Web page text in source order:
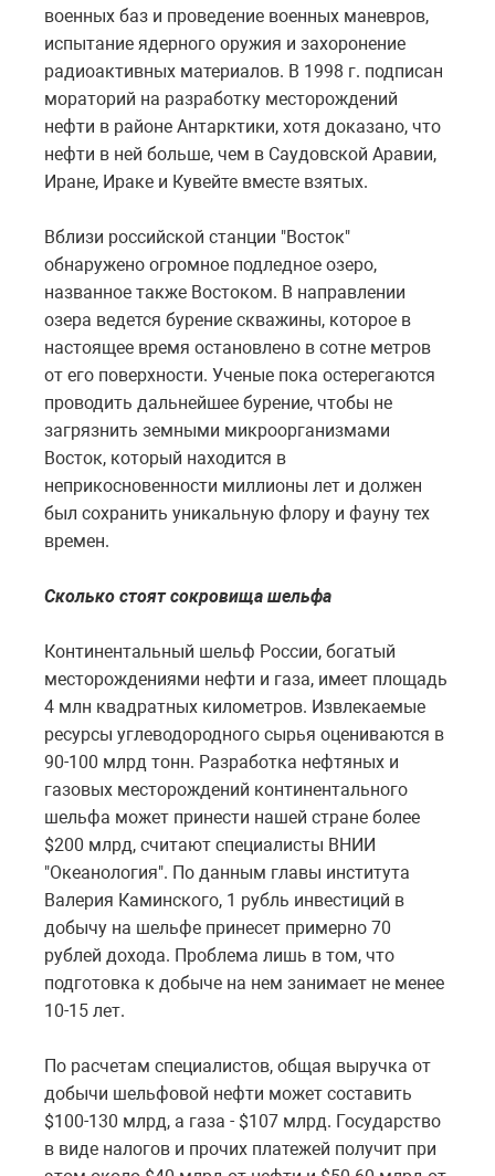
военных баз и проведение военных маневров,
испытание ядерного оружия и захоронение
радиоактивных материалов. В 1998 г. подписан
мораторий на разработку месторождений
нефти в районе Антарктики, хотя доказано, что
нефти в ней больше, чем в Саудовской Аравии,
Иране, Ираке и Кувейте вместе взятых.
Вблизи российской станции "Восток"
обнаружено огромное подледное озеро,
названное также Востоком. В направлении
озера ведется бурение скважины, которое в
настоящее время остановлено в сотне метров
от его поверхности. Ученые пока остерегаются
проводить дальнейшее бурение, чтобы не
загрязнить земными микроорганизмами
Восток, который находится в
неприкосновенности миллионы лет и должен
был сохранить уникальную флору и фауну тех
времен.
Сколько стоят сокровища шельфа
Континентальный шельф России, богатый
месторождениями нефти и газа, имеет площадь
4 млн квадратных километров. Извлекаемые
ресурсы углеводородного сырья оцениваются в
90-100 млрд тонн. Разработка нефтяных и
газовых месторождений континентального
шельфа может принести нашей стране более
$200 млрд, считают специалисты ВНИИ
"Океанология". По данным главы института
Валерия Каминского, 1 рубль инвестиций в
добычу на шельфе принесет примерно 70
рублей дохода. Проблема лишь в том, что
подготовка к добыче на нем занимает не менее
10-15 лет.
По расчетам специалистов, общая выручка от
добычи шельфовой нефти может составить
$100-130 млрд, а газа - $107 млрд. Государство
в виде налогов и прочих платежей получит при